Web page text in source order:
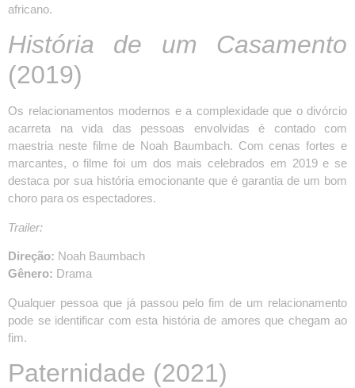
africano.
História de um Casamento
(2019)
Os relacionamentos modernos e a complexidade que o divórcio
acarreta na vida das pessoas envolvidas é contado com
maestria neste filme de Noah Baumbach. Com cenas fortes e
marcantes, o filme foi um dos mais celebrados em 2019 e se
destaca por sua história emocionante que é garantia de um bom
choro para os espectadores.
Trailer:
Direção: Noah Baumbach
Gênero: Drama
Qualquer pessoa que já passou pelo fim de um relacionamento
pode se identificar com esta história de amores que chegam ao
fim.
Paternidade (2021)